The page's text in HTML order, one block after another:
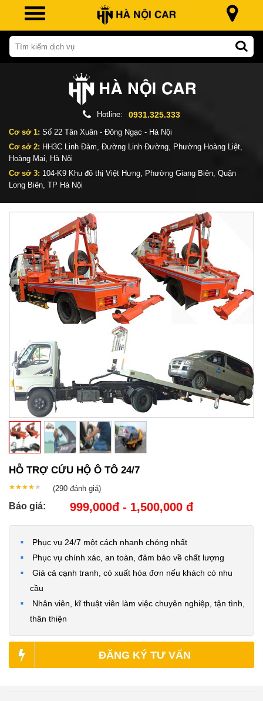
Hotline: 0931.325.333
Cơ sở 1: Số 22 Tân Xuân - Đông Ngạc - Hà Nội
Cơ sở 2: HH3C Linh Đàm, Đường Linh Đường, Phường Hoàng Liệt,
Hoàng Mai, Hà Nội
Cơ sở 3: 104-K9 Khu đô thị Việt Hưng, Phường Giang Biên, Quận
Long Biên, TP Hà Nội
HỖ TRỢ CỨU HỘ Ô TÔ 24/7
★★★★★
★★★★★ (290 đánh giá)
Báo giá: 999,000đ - 1,500,000 đ
Phục vụ 24/7 một cách nhanh chóng nhất
Phục vụ chính xác, an toàn, đảm bảo về chất lượng
Giá cả cạnh tranh, có xuất hóa đơn nếu khách có nhu
cầu
Nhân viên, kĩ thuật viên làm việc chuyên nghiệp, tận tình,
thân thiện
ĐĂNG KÝ TƯ VẤN